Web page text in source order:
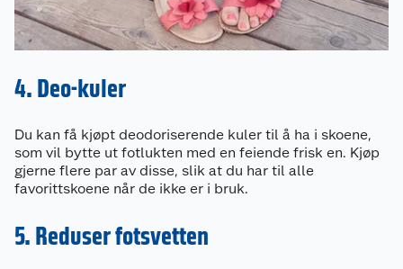
4. Deo-kuler
Du kan få kjøpt deodoriserende kuler til å ha i skoene,
som vil bytte ut fotlukten med en feiende frisk en. Kjøp
gjerne flere par av disse, slik at du har til alle
favorittskoene når de ikke er i bruk.
5. Reduser fotsvetten